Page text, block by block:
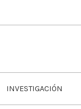
INVESTIGACIÓN